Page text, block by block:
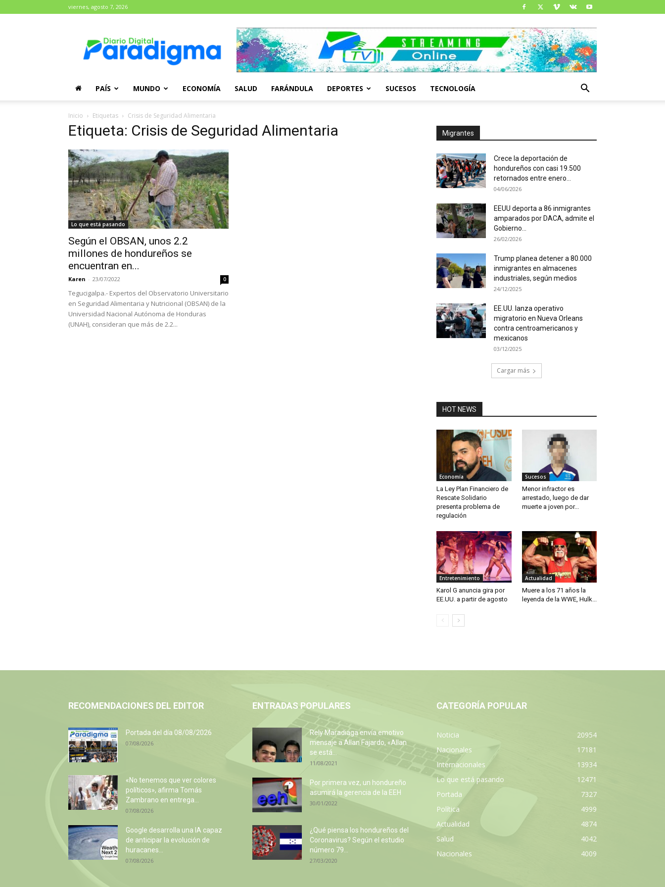
viernes, agosto 7, 2026
Paradigma
PAÍS MUNDO ECONOMÍA SALUD FARÁNDULA DEPORTES SUCESOS TECNOLOGÍA
Inicio Etiquetas Crisis de Seguridad Alimentaria
Etiqueta: Crisis de Seguridad Alimentaria
Lo que está pasando
Según el OBSAN, unos 2.2
millones de hondureños se
encuentran en...
Karen - 23/07/2022 0
Tegucigalpa.- Expertos del Observatorio Universitario
en Seguridad Alimentaria y Nutricional (OBSAN) de la
Universidad Nacional Autónoma de Honduras
(UNAH), consideran que más de 2.2...
Migrantes
Crece la deportación de
hondureños con casi 19.500
retornados entre enero...
04/06/2026
EEUU deporta a 86 inmigrantes
amparados por DACA, admite el
Gobierno...
26/02/2026
Trump planea detener a 80.000
inmigrantes en almacenes
industriales, según medios
24/12/2025
EE.UU. lanza operativo
migratorio en Nueva Orleans
contra centroamericanos y
mexicanos
03/12/2025
Cargar más
HOT NEWS
Economía
La Ley Plan Financiero de
Rescate Solidario
presenta problema de
regulación
Sucesos
Menor infractor es
arrestado, luego de dar
muerte a joven por...
Entretenimiento
Karol G anuncia gira por
EE.UU. a partir de agosto
Actualidad
Muere a los 71 años la
leyenda de la WWE, Hulk...
RECOMENDACIONES DEL EDITOR
Portada del día 08/08/2026
07/08/2026
«No tenemos que ver colores
políticos», afirma Tomás
Zambrano en entrega...
07/08/2026
Google desarrolla una IA capaz
de anticipar la evolución de
huracanes...
07/08/2026
ENTRADAS POPULARES
Rely Maradiaga envía emotivo
mensaje a Allan Fajardo, «Allan
se está...
11/08/2021
Por primera vez, un hondureño
asumirá la gerencia de la EEH
30/01/2022
¿Qué piensa los hondureños del
Coronavirus? Según el estudio
número 79...
27/03/2020
CATEGORÍA POPULAR
Noticia
20954
Nacionales
17181
Internacionales
13934
Lo que está pasando
12471
Portada
7327
Política
4999
Actualidad
4874
Salud
4042
Nacionales
4009